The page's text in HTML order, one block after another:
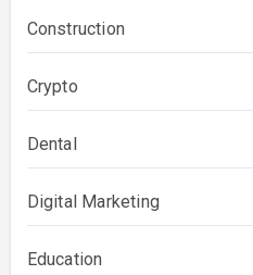
Construction
Crypto
Dental
Digital Marketing
Education